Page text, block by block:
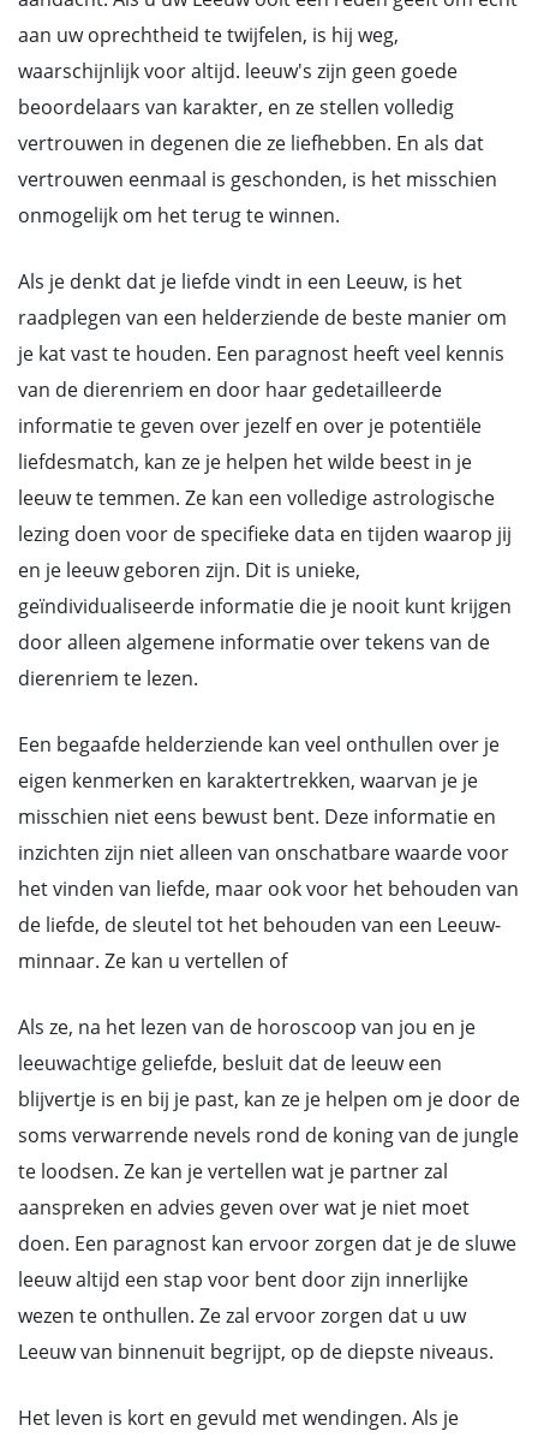
aan uw oprechtheid te twijfelen, is hij weg,
waarschijnlijk voor altijd. leeuw's zijn geen goede
beoordelaars van karakter, en ze stellen volledig
vertrouwen in degenen die ze liefhebben. En als dat
vertrouwen eenmaal is geschonden, is het misschien
onmogelijk om het terug te winnen.
Als je denkt dat je liefde vindt in een Leeuw, is het
raadplegen van een helderziende de beste manier om
je kat vast te houden. Een paragnost heeft veel kennis
van de dierenriem en door haar gedetailleerde
informatie te geven over jezelf en over je potentiële
liefdesmatch, kan ze je helpen het wilde beest in je
leeuw te temmen. Ze kan een volledige astrologische
lezing doen voor de specifieke data en tijden waarop jij
en je leeuw geboren zijn. Dit is unieke,
geïndividualiseerde informatie die je nooit kunt krijgen
door alleen algemene informatie over tekens van de
dierenriem te lezen.
Een begaafde helderziende kan veel onthullen over je
eigen kenmerken en karaktertrekken, waarvan je je
misschien niet eens bewust bent. Deze informatie en
inzichten zijn niet alleen van onschatbare waarde voor
het vinden van liefde, maar ook voor het behouden van
de liefde, de sleutel tot het behouden van een Leeuw-
minnaar. Ze kan u vertellen of
Als ze, na het lezen van de horoscoop van jou en je
leeuwachtige geliefde, besluit dat de leeuw een
blijvertje is en bij je past, kan ze je helpen om je door de
soms verwarrende nevels rond de koning van de jungle
te loodsen. Ze kan je vertellen wat je partner zal
aanspreken en advies geven over wat je niet moet
doen. Een paragnost kan ervoor zorgen dat je de sluwe
leeuw altijd een stap voor bent door zijn innerlijke
wezen te onthullen. Ze zal ervoor zorgen dat u uw
Leeuw van binnenuit begrijpt, op de diepste niveaus.
Het leven is kort en gevuld met wendingen. Als je